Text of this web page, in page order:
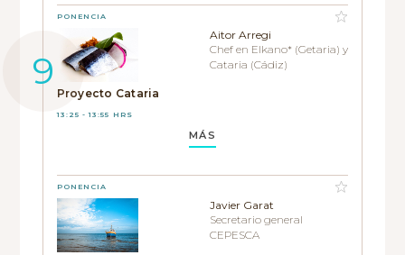
PONENCIA
Proyecto Cataria
13:25 - 13:55 HRS
Aitor Arregi
Chef en Elkano* (Getaria) y
Cataria (Cádiz)
MÁS
PONENCIA
Javier Garat
Secretario general
CEPESCA